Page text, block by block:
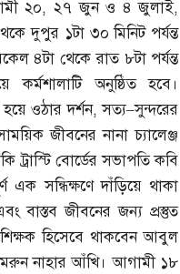
২০, ২৭ জুন ও ৪ জুলাই,
দুপুর ১টা ৩০ মিনিট পর্যন্ত
৪টা থেকে রাত ৮টা পর্যন্ত
কর্মশালাটি অনুষ্ঠিত হবে।
হয়ে ওঠার দর্শন,সত্য–সুন্দরের
জীবনের নানা চ্যালেঞ্জ
বোর্ডের সভাপতি কবি
এক সন্ধিক্ষণে দাঁড়িয়ে থাকা
বাস্তব জীবনের জন্য প্রস্তুত
হিসেবে থাকবেন আবুল
নাহার আঁখি। আগামী ১৮